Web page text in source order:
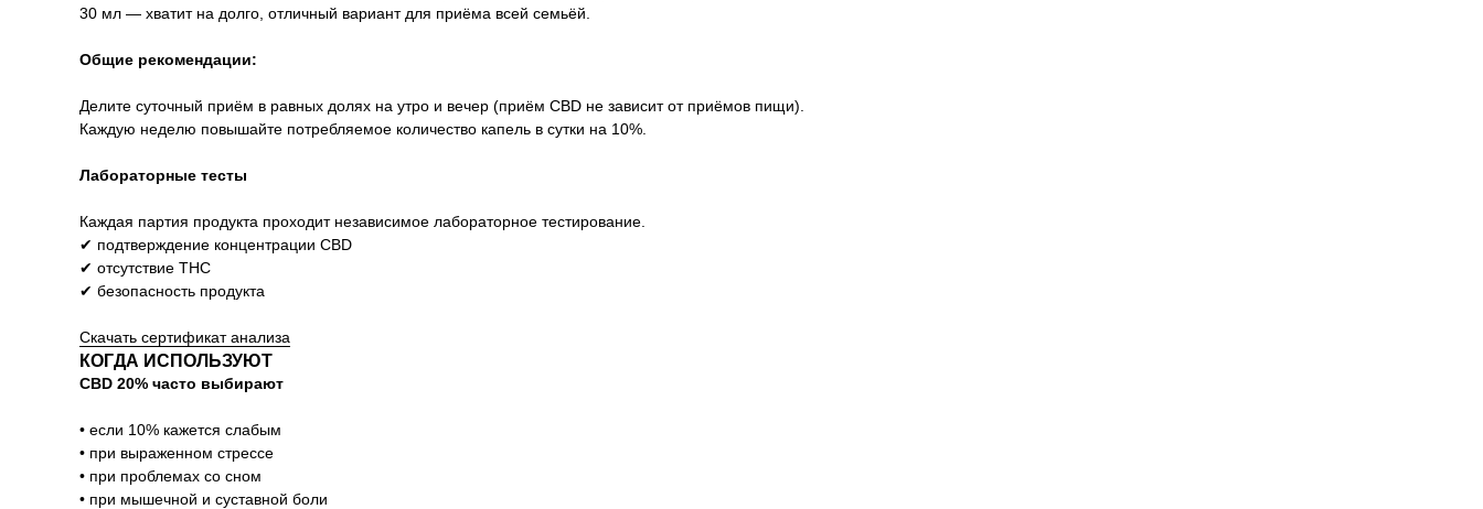
30 мл — хватит на долго, отличный вариант для приёма всей семьёй.
Общие рекомендации:
Делите суточный приём в равных долях на утро и вечер (приём CBD не зависит от приёмов пищи).
Каждую неделю повышайте потребляемое количество капель в сутки на 10%.
Лабораторные тесты
Каждая партия продукта проходит независимое лабораторное тестирование.
✔ подтверждение концентрации CBD
✔ отсутствие THC
✔ безопасность продукта
Скачать сертификат анализа
КОГДА ИСПОЛЬЗУЮТ
CBD 20% часто выбирают
• если 10% кажется слабым
• при выраженном стрессе
• при проблемах со сном
• при мышечной и суставной боли